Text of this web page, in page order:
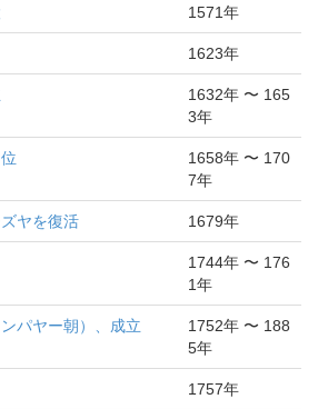
1571年
1623年
1632年 〜 165
3年
1658年 〜 170
7年
ヤを復活 1679年
1744年 〜 176
1年
パヤー朝）、成立
1752年 〜 188
5年
1757年